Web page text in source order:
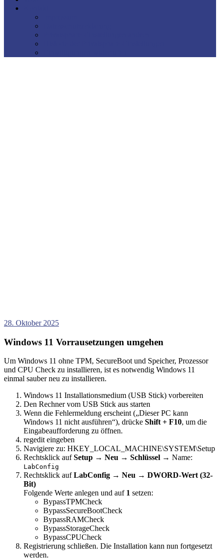
28. Oktober 2025
Windows 11 Vorrausetzungen umgehen
Um Windows 11 ohne TPM, SecureBoot und Speicher, Prozessor
und CPU Check zu installieren, ist es notwendig Windows 11
einmal sauber neu zu installieren.
Windows 11 Installationsmedium (USB Stick) vorbereiten
Den Rechner vom USB Stick aus starten
Wenn die Fehlermeldung erscheint („Dieser PC kann
Windows 11 nicht ausführen“), drücke Shift + F10, um die
Eingabeaufforderung zu öffnen.
regedit eingeben
Navigiere zu: HKEY_LOCAL_MACHINE\SYSTEM\Setup
Rechtsklick aufSetup → Neu → Schlüssel → Name:
LabConfig
Rechtsklick aufLabConfig → Neu → DWORD-Wert (32-
Bit)
Folgende Werte anlegen und auf 1 setzen:
BypassTPMCheck
BypassSecureBootCheck
BypassRAMCheck
BypassStorageCheck
BypassCPUCheck
Registrierung schließen. Die Installation kann nun fortgesetzt
werden.